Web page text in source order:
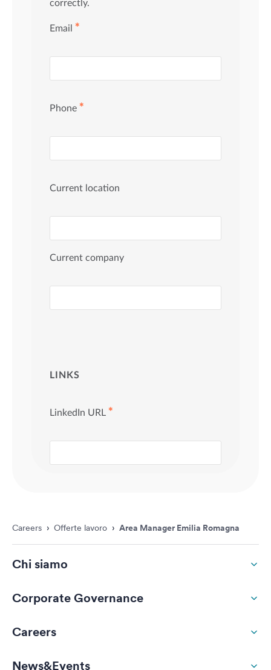
Careers › Offerte lavoro › Area Manager Emilia Romagna
Chi siamo
Corporate Governance
Careers
News&Events